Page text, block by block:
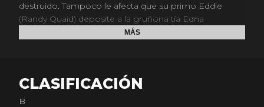
destruido. Tampoco le afecta que su primo Eddie
(Randy Quaid) deposite a la gruñona tía Edna
(Imogene Coca) en su auto para que la lleve a
MÁS
CLASIFICACIÓN
B